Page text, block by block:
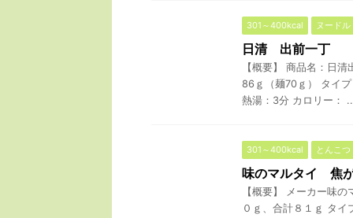
301～400kcal ヌードル
日清 出前一丁
【概要】 商品名：日
86ｇ（麺70ｇ） タイ
熱湯：3分 カロリー：
301～400kcal とんこつ
味のマルタイ 焦
【概要】 メーカー味
０ｇ、合計８１ｇ タ